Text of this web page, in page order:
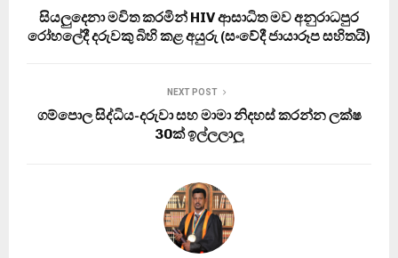
සියලුදෙනා මවිත කරමින් HIV ආසාධිත මව අනුරාධපුර
රෝහලේදී දරුවකු බිහි කළ අයුරු (සංවේදී ජායාරූප සහිතයි)
NEXT POST
ගම්පොල සිද්ධිය-දරුවා සහ මාමා නිදහස් කරන්න ලක්ෂ
30ක් ඉල්ලලාලු